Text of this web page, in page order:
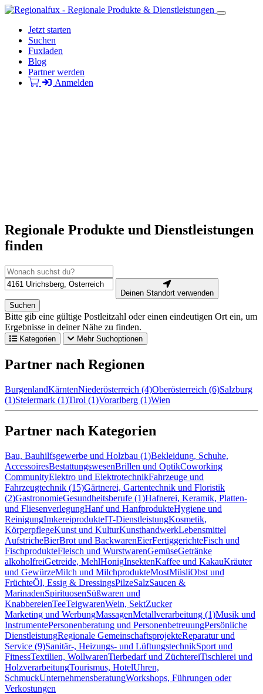
Jetzt starten
Suchen
Fuxladen
Blog
Partner werden
Anmelden
Regionale Produkte und Dienstleistungen
finden
Deinen Standort verwenden
Suchen
Bitte gib eine gültige Postleitzahl oder einen eindeutigen Ort ein, um
Ergebnisse in deiner Nähe zu finden.
Kategorien Mehr Suchoptionen
Partner nach Regionen
BurgenlandKärntenNiederösterreich (4)Oberösterreich (6)Salzburg
(1)Steiermark (1)Tirol (1)Vorarlberg (1)Wien
Partner nach Kategorien
Bau, Bauhilfsgewerbe und Holzbau (1)Bekleidung, Schuhe,
AccessoiresBestattungswesenBrillen und OptikCoworking
CommunityElektro und ElektrotechnikFahrzeuge und
Fahrzeugtechnik (15)Gärtnerei, Gartentechnik und Floristik
(2)GastronomieGesundheitsberufe (1)Hafnerei, Keramik, Platten-
und FliesenverlegungHanf und HanfprodukteHygiene und
ReinigungImkereiprodukteIT-DienstleistungKosmetik,
KörperpflegeKunst und KulturKunsthandwerkLebensmittel
AufstricheBierBrot und BackwarenEierFertiggerichteFisch und
FischprodukteFleisch und WurstwarenGemüseGetränke
alkoholfreiGetreide, MehlHonigInsektenKaffee und KakauKräuter
und GewürzeMilch und MilchprodukteMostMüsliObst und
FrüchteÖl, Essig & DressingsPilzeSalzSaucen &
MarinadenSpirituosenSüßwaren und
KnabbereienTeeTeigwarenWein, SektZucker
Marketing und WerbungMassagenMetallverarbeitung (1)Musik und
InstrumentePersonenberatung und PersonenbetreuungPersönliche
DienstleistungRegionale GemeinschaftsprojekteReparatur und
Service (9)Sanitär-, Heizungs- und LüftungstechnikSport und
FitnessTextilien, WollwarenTierbedarf und ZüchtereiTischlerei und
HolzverarbeitungTourismus, HotelUhren,
SchmuckUnternehmensberatungWorkshops, Führungen oder
Verkostungen